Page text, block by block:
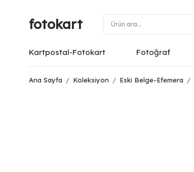
fotokart
Kartpostal-Fotokart Fotoğraf
Ana Sayfa / Koleksiyon / Eski Belge-Efemera /